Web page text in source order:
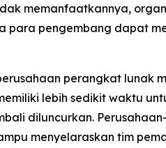
memanfaatkannya,
para pengembang dapat
perangkat lunak
lebih sedikit waktu
diluncurkan.
menyelaraskan tim